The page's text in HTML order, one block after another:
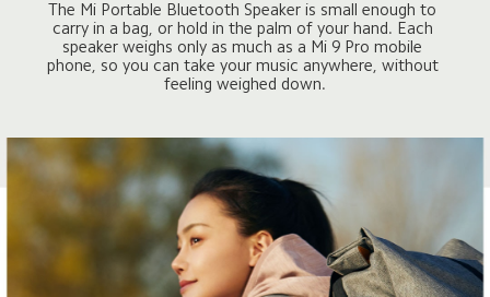
The Mi Portable Bluetooth Speaker is small enough to
carry in a bag, or hold in the palm of your hand. Each
speaker weighs only as much as a Mi 9 Pro mobile
phone, so you can take your music anywhere, without
feeling weighed down.